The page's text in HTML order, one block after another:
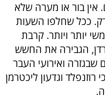
אין בור או מערה שלא
ככל שחלפו השעות
יותר ויותר. קרבת
הגבירה את החשש
שבגזרה ואירועי העבר
וגדעון ליכטרמן